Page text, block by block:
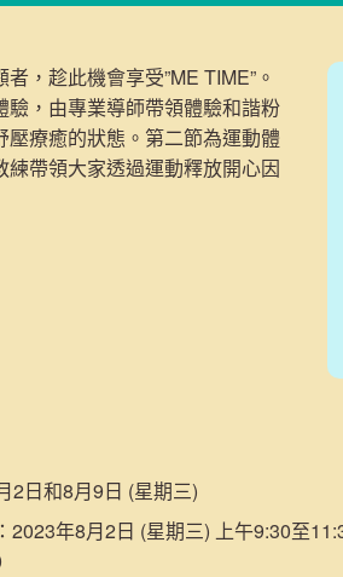
，趁此機會享受”ME TIME”。
驗，由專業導師帶領體驗和諧粉
壓療癒的狀態。第二節為運動體
練帶領大家透過運動釋放開心因
2日和8月9日 (星期三)
2023年8月2日 (星期三) 上午9:30至